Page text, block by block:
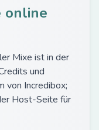
online
Mixe ist in der
und
von Incredibox;
Host-Seite für